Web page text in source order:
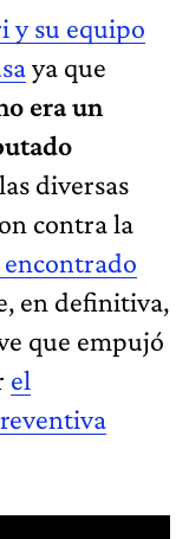
y su equipo
ya que
era un
diversas
contra la
encontrado
en definitiva,
que empujó
el